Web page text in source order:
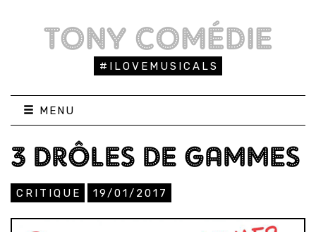
TONY COMÉDIE
#ILOVEMUSICALS
MENU
3 DRÔLES DE GAMMES
CRITIQUE 19/01/2017